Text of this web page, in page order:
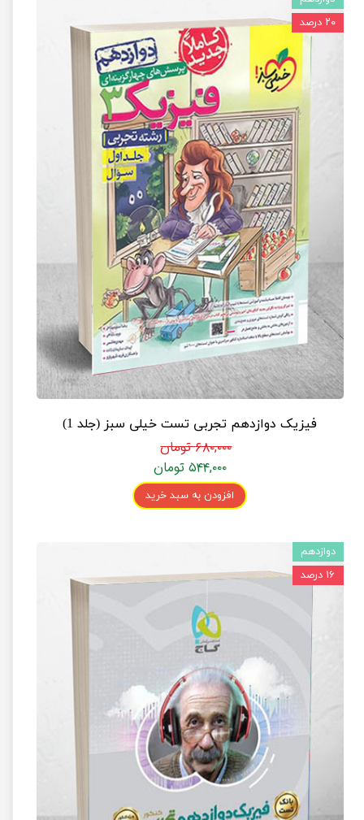
فیزیک دوازدهم تجربی تست خیلی سبز (جلد 1)
۶۸۰,۰۰۰ تومان
۵۴۴,۰۰۰ تومان
افزودن به سبد خرید
۲۰ درصد
دوازدهم
۱۶ درصد